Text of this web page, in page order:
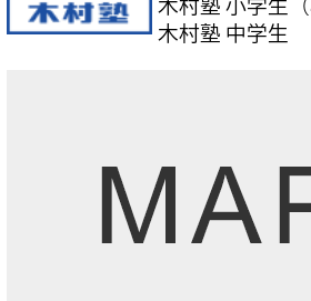
木村塾 小学生（
木村塾 中学生